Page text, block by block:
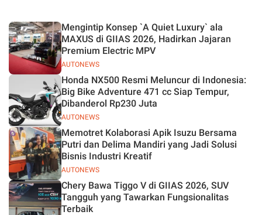
AUTONEWS
Mengintip Konsep `A Quiet Luxury` ala
MAXUS di GIIAS 2026, Hadirkan Jajaran
Premium Electric MPV
AUTONEWS
Honda NX500 Resmi Meluncur di Indonesia:
Big Bike Adventure 471 cc Siap Tempur,
Dibanderol Rp230 Juta
AUTONEWS
Memotret Kolaborasi Apik Isuzu Bersama
Putri dan Delima Mandiri yang Jadi Solusi
Bisnis Industri Kreatif
Chery Bawa Tiggo V di GIIAS 2026, SUV
Tangguh yang Tawarkan Fungsionalitas
Terbaik